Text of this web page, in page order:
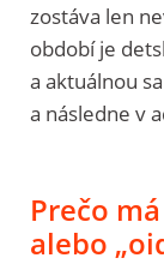
zostáva len
období je
a aktuálnou
a následne v
Prečo
alebo